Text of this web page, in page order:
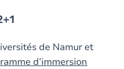
de Namur et
d’immersion